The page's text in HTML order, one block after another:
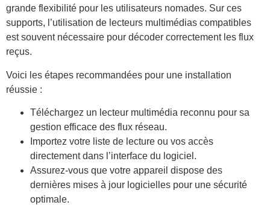
grande flexibilité pour les utilisateurs nomades. Sur ces
supports, l’utilisation de lecteurs multimédias compatibles
est souvent nécessaire pour décoder correctement les flux
reçus.
Voici les étapes recommandées pour une installation
réussie :
Téléchargez un lecteur multimédia reconnu pour sa
gestion efficace des flux réseau.
Importez votre liste de lecture ou vos accès
directement dans l’interface du logiciel.
Assurez-vous que votre appareil dispose des
dernières mises à jour logicielles pour une sécurité
optimale.